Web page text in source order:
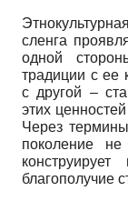
сленга
одной
традиции с ее
с другой –
этих
Через
поколение
благополучие